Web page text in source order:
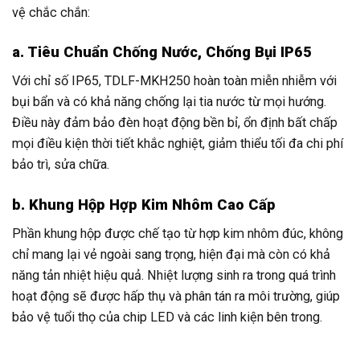
vệ chắc chắn:
a. Tiêu Chuẩn Chống Nước, Chống Bụi IP65
Với chỉ số IP65, TDLF-MKH250 hoàn toàn miễn nhiễm với
bụi bẩn và có khả năng chống lại tia nước từ mọi hướng.
Điều này đảm bảo đèn hoạt động bền bỉ, ổn định bất chấp
mọi điều kiện thời tiết khắc nghiệt, giảm thiểu tối đa chi phí
bảo trì, sửa chữa.
b. Khung Hộp Hợp Kim Nhôm Cao Cấp
Phần khung hộp được chế tạo từ hợp kim nhôm đúc, không
chỉ mang lại vẻ ngoài sang trọng, hiện đại mà còn có khả
năng tản nhiệt hiệu quả. Nhiệt lượng sinh ra trong quá trình
hoạt động sẽ được hấp thụ và phân tán ra môi trường, giúp
bảo vệ tuổi thọ của chip LED và các linh kiện bên trong.